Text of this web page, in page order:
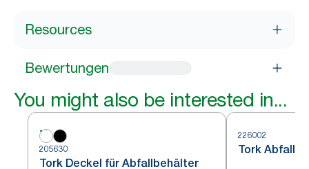
Resources
Bewertungen
You might also be interested in...
205630
Tork Deckel für Abfallbehälter
226002
Tork